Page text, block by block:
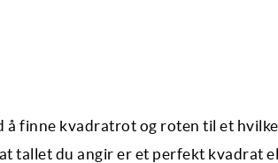
finne kvadratrot og roten til et
tallet du angir er et perfekt kvadrat